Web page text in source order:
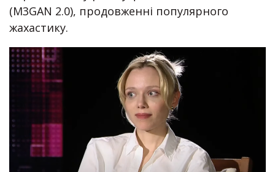
(M3GAN 2.0), продовженні популярного
жахастику.